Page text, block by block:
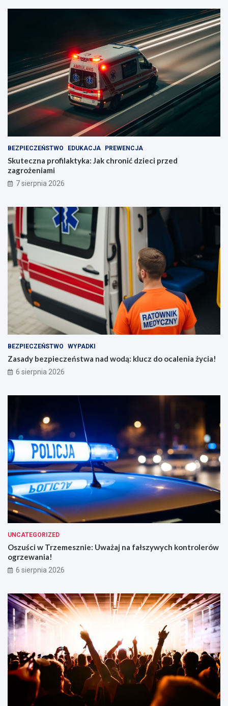
BEZPIECZEŃSTWO EDUKACJA PREWENCJA
Skuteczna profilaktyka: Jak chronić dzieci przed
zagrożeniami
7 sierpnia 2026
BEZPIECZEŃSTWO WYPADKI
Zasady bezpieczeństwa nad wodą: klucz do ocalenia życia!
6 sierpnia 2026
UNCATEGORIZED
Oszuści w Trzemesznie: Uważaj na fałszywych kontrolerów
ogrzewania!
6 sierpnia 2026